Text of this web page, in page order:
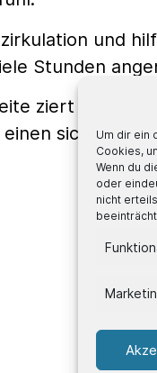
Um dir ein
Cookies,
Wenn du
oder
nicht
und
Stunden
ziert der
sicheren,